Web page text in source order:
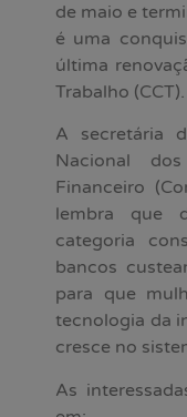
de maio e
é uma
última
Trabalho (CCT).
A secretária
Nacional
Financeiro
lembra que
categoria
bancos
para que
tecnologia da
cresce no
As